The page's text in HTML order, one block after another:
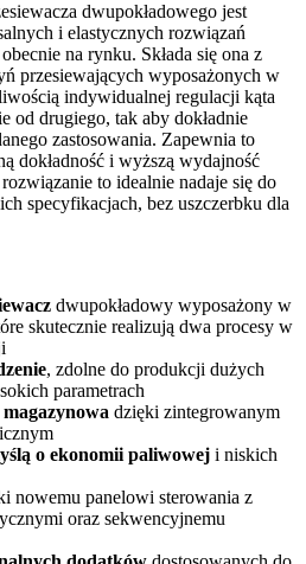
dwupokładowego jest
i elastycznych rozwiązań
na rynku. Składa się ona z
przesiewających wyposażonych w
indywidualnej regulacji kąta
od drugiego, tak aby dokładnie
zastosowania. Zapewnia to
dokładność i wyższą wydajność
to idealnie nadaje się do
specyfikacjach, bez uszczerbku dla
dwupokładowy wyposażony w
skutecznie realizują dwa procesy w
, zdolne do produkcji dużych
parametrach
dzięki zintegrowanym
o ekonomii paliwowej i niskich
nowemu panelowi sterowania z
oraz sekwencyjnemu